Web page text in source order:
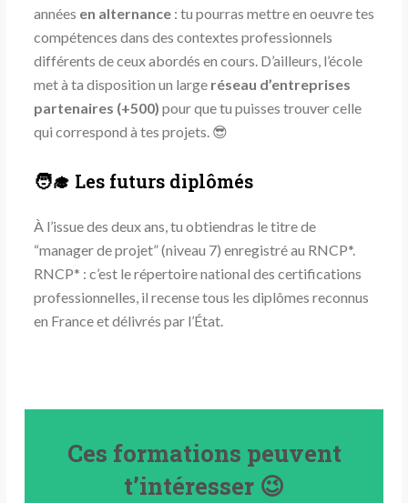
années en alternance : tu pourras mettre en oeuvre tes
compétences dans des contextes professionnels
différents de ceux abordés en cours. D’ailleurs, l’école
met à ta disposition un large réseau d’entreprises
partenaires (+500) pour que tu puisses trouver celle
qui correspond à tes projets. 😎
🧑‍🎓 Les futurs diplômés
À l’issue des deux ans, tu obtiendras le titre de
“manager de projet” (niveau 7) enregistré au RNCP*.
RNCP* : c’est le répertoire national des certifications
professionnelles, il recense tous les diplômes reconnus
en France et délivrés par l’État.
Ces formations peuvent
t’intéresser 😉